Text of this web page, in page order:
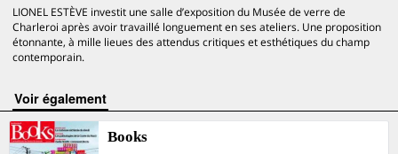
LIONEL ESTÈVE investit une salle d’exposition du Musée de verre de
Charleroi après avoir travaillé longuement en ses ateliers. Une proposition
étonnante, à mille lieues des attendus critiques et esthétiques du champ
contemporain.
voir également
Books